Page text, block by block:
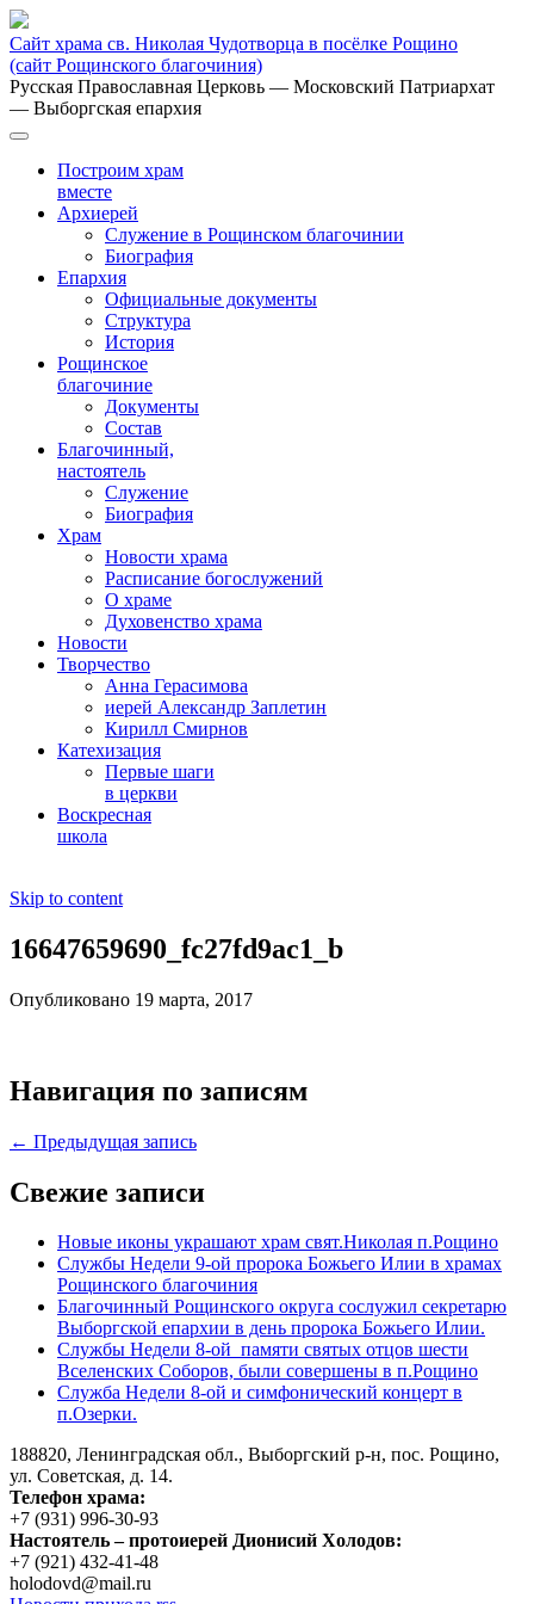
Сайт храма св. Николая Чудотворца в посёлке Рощино
(сайт Рощинского благочиния)
Русская Православная Церковь — Московский Патриархат
— Выборгская епархия
Построим храм
вместе
Архиерей
Служение в Рощинском благочинии
Биография
Епархия
Официальные документы
Структура
История
Рощинское
благочиние
Документы
Состав
Благочинный,
настоятель
Служение
Биография
Храм
Новости храма
Расписание богослужений
О храме
Духовенство храма
Новости
Творчество
Анна Герасимова
иерей Александр Заплетин
Кирилл Смирнов
Катехизация
Первые шаги
в церкви
Воскресная
школа
Skip to content
16647659690_fc27fd9ac1_b
Опубликовано 19 марта, 2017
Навигация по записям
← Предыдущая запись
Свежие записи
Новые иконы украшают храм свят.Николая п.Рощино
Службы Недели 9-ой пророка Божьего Илии в храмах
Рощинского благочиния
Благочинный Рощинского округа сослужил секретарю
Выборгской епархии в день пророка Божьего Илии.
Службы Недели 8-ой памяти святых отцов шести
Вселенских Соборов, были совершены в п.Рощино
Служба Недели 8-ой и симфонический концерт в
п.Озерки.
188820, Ленинградская обл., Выборгский р-н, пос. Рощино,
ул. Советская, д. 14.
Телефон храма:
+7 (931) 996-30-93
Настоятель – протоиерей Дионисий Холодов:
+7 (921) 432-41-48
holodovd@mail.ru